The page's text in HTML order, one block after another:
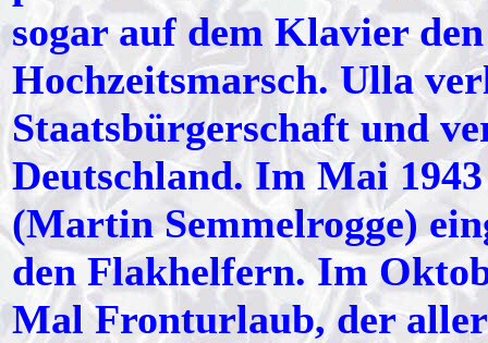
sogar auf dem Klavier
Hochzeitsmarsch. Ulla
Staatsbürgerschaft und
Deutschland. Im Mai
(Martin Semmelrogge)
den Flakhelfern. Im
Mal Fronturlaub, der